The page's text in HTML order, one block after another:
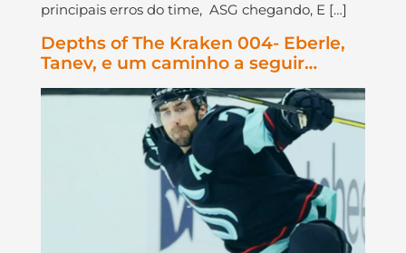
principais erros do time, ASG chegando, E […]
Depths of The Kraken 004- Eberle,
Tanev, e um caminho a seguir…